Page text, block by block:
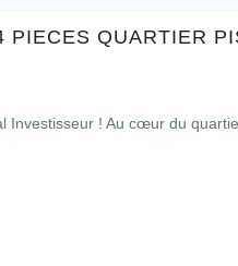
PIECES QUARTIER
Investisseur ! Au cœur du